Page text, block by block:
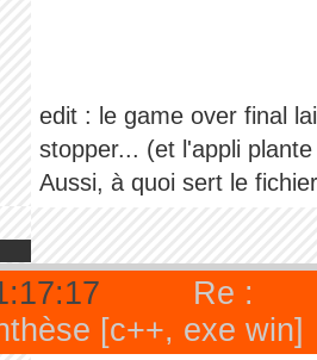
edit : le game over final
stopper... (et l'appli
Aussi, à quoi sert le
Re :
[c++, exe win]